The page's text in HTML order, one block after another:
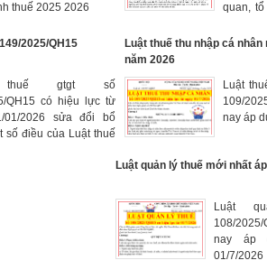
thuế 2025 2026
quan,
trợ cấp
BHXH
BHXH;
sung;
(còn
2025/QH15
thuế gtgt số
QH15 có hiệu lực từ
01/2026 sửa đổi bổ
số điều của Luật thuế
Luật thuế thu nhập cá
năm 2026
Luật
109/
nay áp
Luật quản lý thuế mới nhất
Luật
108/
nay áp
01/7/2026